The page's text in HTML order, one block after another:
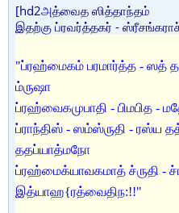
[hd2அத்வைத ஸித்தாந்தம்
இதற்கு ப்ரவர்த்தகர் -
"ப்ரஹ்மைகம் பரமார்த்த - ஸத்
ம்ருஷா
ப்ரஹ்வைகமுபாதி - பிமபித -
ப்ராந்திஸ் - ஸம்ஸ்ருதி - ரஸ்ய
ததப்யாத்மநோ
ப்ரஹ்மைக்யாவகமாத் ச்ருதி -
இத்யாஹ{ரத்வைதிந:!!"